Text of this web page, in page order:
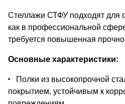
Стеллажи СТФУ подходят для
как в профессиональной
требуется повышенная
Основные характеристики:
Полки из высокопрочной
покрытием, устойчивым к